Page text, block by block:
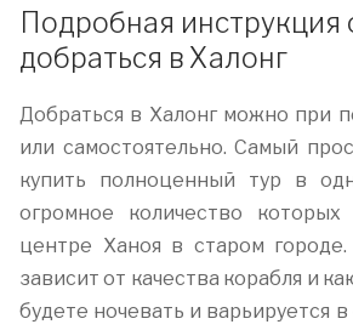
Подробная инструкция
добраться в Халонг
Добраться в Халонг можно при
или самостоятельно. Самый
купить полноценный тур в
огромное количество которых
центре Ханоя в старом
зависит от качества корабля и
будете ночевать и варьируется